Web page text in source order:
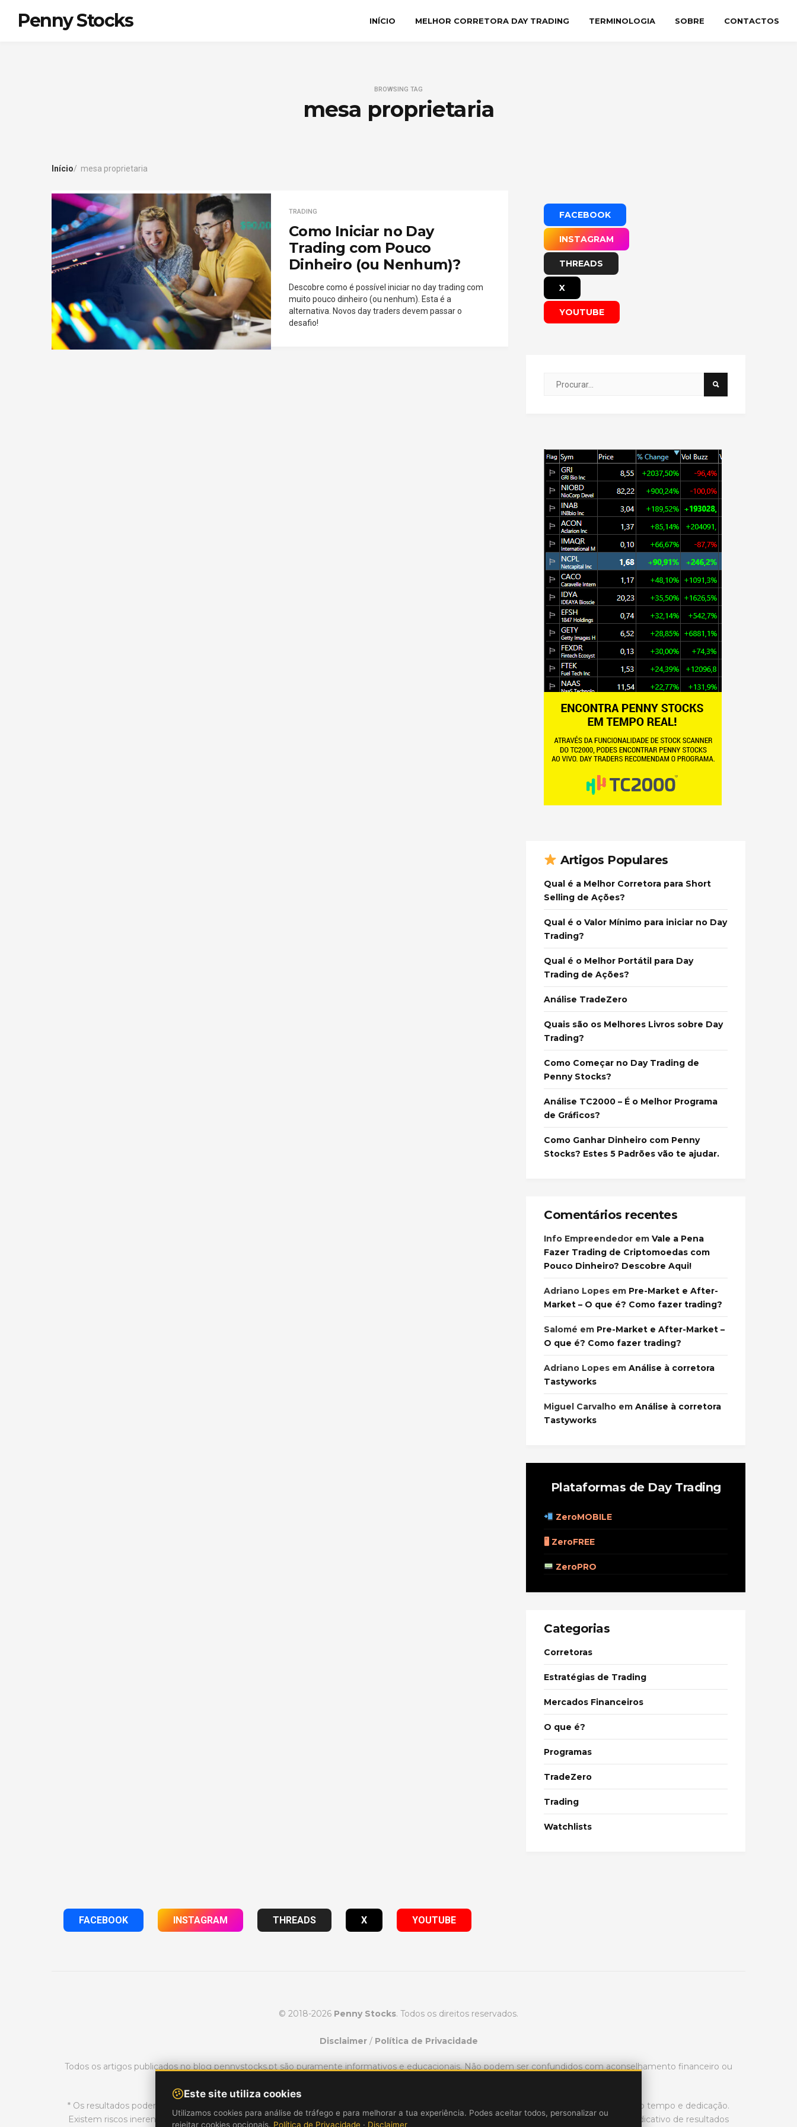
Este site utiliza cookies
Utilizamos cookies para análise de tráfego e para melhorar a tua experiência. Podes aceitar todos, personalizar ou
rejeitar cookies opcionais. Política de Privacidade · Disclaimer
Penny Stocks INÍCIO MELHOR CORRETORA DAY TRADING TERMINOLOGIA SOBRE CONTACTOS
BROWSING TAG
mesa proprietaria
Início mesa proprietaria
TRADING
Como Iniciar no Day
Trading com Pouco
Dinheiro (ou Nenhum)?
Descobre como é possível iniciar no day trading com
muito pouco dinheiro (ou nenhum). Esta é a
alternativa. Novos day traders devem passar o
desafio!
FACEBOOK
INSTAGRAM
THREADS
X
YOUTUBE
Artigos Populares
Qual é a Melhor Corretora para Short
Selling de Ações?
Qual é o Valor Mínimo para iniciar no Day
Trading?
Qual é o Melhor Portátil para Day
Trading de Ações?
Análise TradeZero
Quais são os Melhores Livros sobre Day
Trading?
Como Começar no Day Trading de
Penny Stocks?
Análise TC2000 – É o Melhor Programa
de Gráficos?
Como Ganhar Dinheiro com Penny
Stocks? Estes 5 Padrões vão te ajudar.
Comentários recentes
Info Empreendedor em Vale a Pena
Fazer Trading de Criptomoedas com
Pouco Dinheiro? Descobre Aqui!
Adriano Lopes em Pre-Market e After-
Market – O que é? Como fazer trading?
Salomé em Pre-Market e After-Market –
O que é? Como fazer trading?
Adriano Lopes em Análise à corretora
Tastyworks
Miguel Carvalho em Análise à corretora
Tastyworks
Plataformas de Day Trading
ZeroMOBILE
🖥 ZeroFREE
ZeroPRO
Categorias
Corretoras
Estratégias de Trading
Mercados Financeiros
O que é?
Programas
TradeZero
Trading
Watchlists
FACEBOOK INSTAGRAM THREADS X YOUTUBE
© 2018-2026 Penny Stocks. Todos os direitos reservados.
Disclaimer/ Política de Privacidade
Todos os artigos publicados no blog pennystocks.pt são puramente informativos e educacionais. Não podem ser confundidos com aconselhamento financeiro ou
* Os resultados podem não ser típicos e podem variar de pessoa para pessoa. Para ganhar dinheiro com o day trading de ações é necessário tempo e dedicação.
Existem riscos inerentes ao day trading no mercado de ações, incluindo a perda de dinheiro. O desempenho passado no mercado não é indicativo de resultados